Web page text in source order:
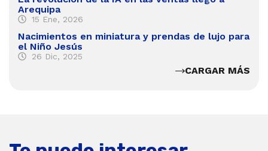
Arequipa
15 Ene, 2026
Nacimientos en miniatura y prendas de lujo para
el Niño Jesús
26 Dic, 2025
CARGAR MÁS